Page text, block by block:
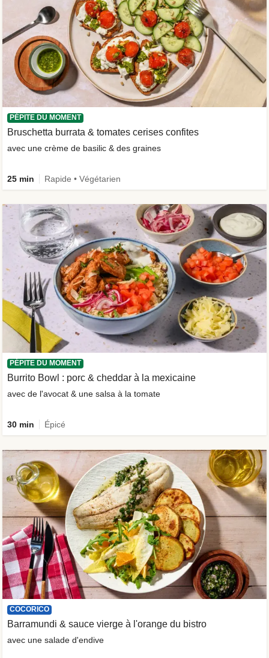
PÉPITE DU MOMENT
Bruschetta burrata & tomates cerises confites
avec une crème de basilic & des graines
25 min Rapide • Végétarien
PÉPITE DU MOMENT
Burrito Bowl : porc & cheddar à la mexicaine
avec de l'avocat & une salsa à la tomate
30 min Épicé
COCORICO
Barramundi & sauce vierge à l'orange du bistro
avec une salade d'endive